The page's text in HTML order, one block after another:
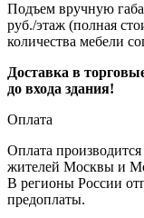
Подъем вручную
руб./этаж (полная
количества мебели
Доставка в
до входа здания!
Оплата
Оплата
жителей Москвы и
В регионы России
предоплаты.